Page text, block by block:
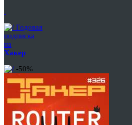
Годовая
подписка
на
Хакер
-50%